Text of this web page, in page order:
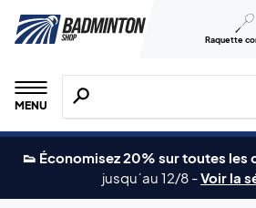
Raquette
MENU
Recherche de produits, de
👟 Économisez 20% sur toutes les
jusqu´au 12/8 -Voir la